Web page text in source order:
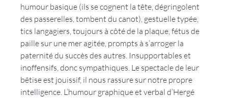
humour basique (ils se cognent la tête, dégringolent
des passerelles, tombent du canot), gestuelle typée,
tics langagiers, toujours à côté de la plaque, fétus de
paille sur une mer agitée, prompts à s’arroger la
paternité du succès des autres. Insupportables et
inoffensifs, donc sympathiques. Le spectacle de leur
bêtise est jouissif, il nous rassure sur notre propre
intelligence. L’humour graphique et verbal d’Hergé